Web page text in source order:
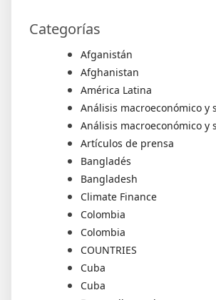
Categorías
Afganistán
Afghanistan
América Latina
Análisis macroeconómico y
Análisis macroeconómico y
Artículos de prensa
Bangladés
Bangladesh
Climate Finance
Colombia
Colombia
COUNTRIES
Cuba
Cuba